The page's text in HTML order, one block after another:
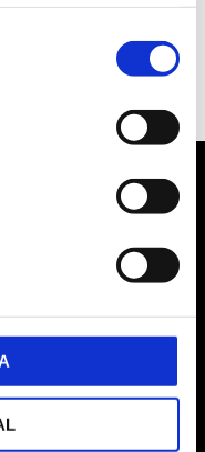
integritetspolicy.
verktyg, ATH billyftar
Kontakta oss